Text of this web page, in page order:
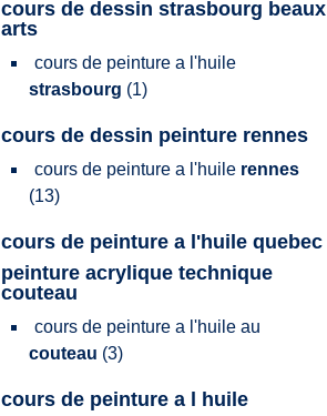
cours de dessin strasbourg beaux
arts
cours de peinture a l'huile
strasbourg (1)
cours de dessin peinture rennes
cours de peinture a l'huile rennes
(13)
cours de peinture a l'huile quebec
peinture acrylique technique
couteau
cours de peinture a l'huile au
couteau (3)
cours de peinture a l huile